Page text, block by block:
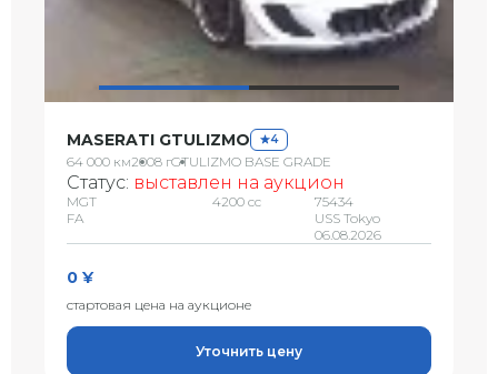
MASERATI GTULIZMO 4
64 000 км2008 гGTULIZMO BASE GRADE
Статус: выставлен на аукцион
MGT
FA
4200 сс
75434
USS Tokyo
06.08.2026
0 ¥
стартовая цена на аукционе
Уточнить цену